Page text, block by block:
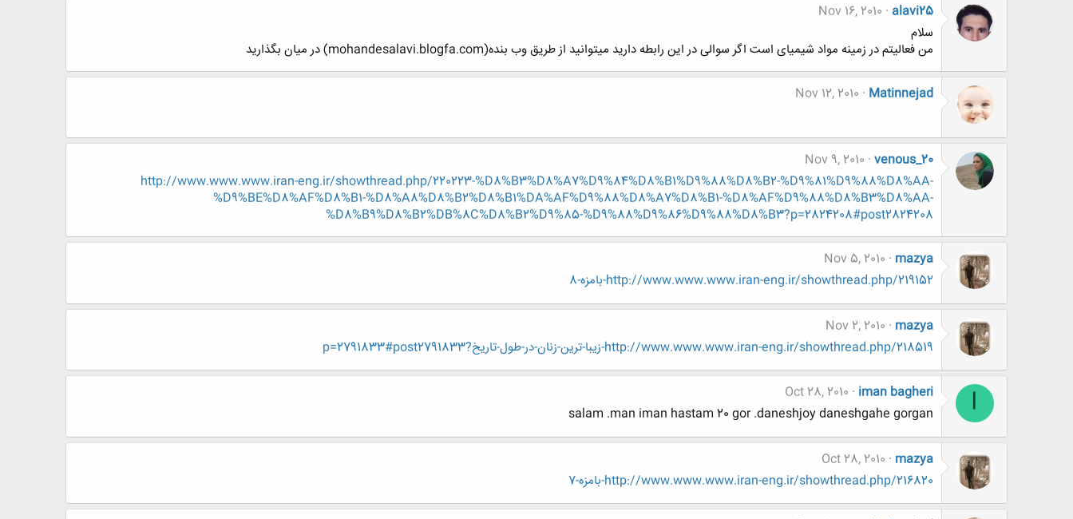
alavi25
Nov 16, 2010
سلام
من فعالیتم در زمینه مواد شیمیای است اگر سوالی در این رابطه دارید میتوانید از طریق وب بنده(mohandesalavi.blogfa.com) در میان بگذارید
Matinnejad
Nov 12, 2010
venous_20
Nov 9, 2010
http://www.www.www.iran-eng.ir/showthread.php/220223-%D8%B3%D8%A7%D9%84%D8%B1%D9%88%D8%B2-%D9%81%D9%88%D8%AA-
%D9%BE%D8%AF%D8%B1-%D8%A8%D8%B2%D8%B1%DA%AF%D9%88%D8%A7%D8%B1-%D8%AF%D9%88%D8%B3%D8%AA-
%D8%B9%D8%B2%DB%8C%D8%B2%D9%85-%D9%88%D9%86%D9%88%D8%B3?p=2824208#post2824208
mazya
Nov 5, 2010
http://www.www.www.iran-eng.ir/showthread.php/219152-بامزه-8
mazya
Nov 2, 2010
http://www.www.www.iran-eng.ir/showthread.php/218519-زيبا-ترين-زنان-در-طول-تاريخ?p=2791833#post2791833
I
iman bagheri
Oct 28, 2010
salam .man iman hastam 20 gor .daneshjoy daneshgahe gorgan
mazya
Oct 28, 2010
http://www.www.www.iran-eng.ir/showthread.php/216820-بامزه-7